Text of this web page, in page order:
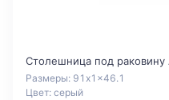
Столешница под раковину
Размеры: 91x1x46.1
Цвет: серый